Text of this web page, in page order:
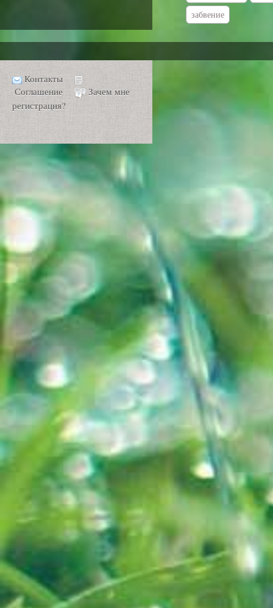
забвение
Контакты
Соглашение
Зачем мне
регистрация?